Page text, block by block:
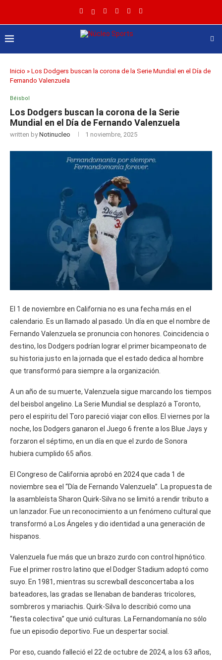
Inicio » Los Dodgers buscan la corona de la Serie Mundial en el Día de
Fernando Valenzuela
Béisbol
Los Dodgers buscan la corona de la Serie
Mundial en el Día de Fernando Valenzuela
written byNotinucleo 1 noviembre, 2025
El 1 de noviembre en California no es una fecha más en el
calendario. Es un llamado al pasado. Un día en que el nombre de
Fernando Valenzuela se pronuncia con honores. Coincidencia o
destino, los Dodgers podrían lograr el primer bicampeonato de
su historia justo en la jornada que el estado dedica al hombre
que transformó para siempre a la organización.
A un año de su muerte, Valenzuela sigue marcando los tiempos
del beisbol angelino. La Serie Mundial se desplazó a Toronto,
pero el espíritu del Toro pareció viajar con ellos. El viernes por la
noche, los Dodgers ganaron el Juego 6 frente a los Blue Jays y
forzaron el séptimo, en un día en que el zurdo de Sonora
hubiera cumplido 65 años.
El Congreso de California aprobó en 2024 que cada 1 de
noviembre sea el “Día de Fernando Valenzuela”. La propuesta de
la asambleísta Sharon Quirk-Silva no se limitó a rendir tributo a
un lanzador. Fue un reconocimiento a un fenómeno cultural que
transformó a Los Ángeles y dio identidad a una generación de
hispanos.
Valenzuela fue más que un brazo zurdo con control hipnótico.
Fue el primer rostro latino que el Dodger Stadium adoptó como
suyo. En 1981, mientras su screwball desconcertaba a los
bateadores, las gradas se llenaban de banderas tricolores,
sombreros y mariachis. Quirk-Silva lo describió como una
“fiesta colectiva” que unió culturas. La Fernandomanía no sólo
fue un episodio deportivo. Fue un despertar social.
Por eso, cuando falleció el 22 de octubre de 2024, a los 63 años,